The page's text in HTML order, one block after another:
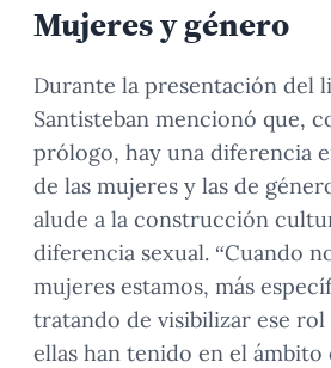
Mujeres y género
Durante la presentación del
Santisteban mencionó que,
prólogo, hay una diferencia
de las mujeres y las de
alude a la construcción
diferencia sexual. “Cuando
mujeres estamos, más
tratando de visibilizar ese rol
ellas han tenido en el ámbito